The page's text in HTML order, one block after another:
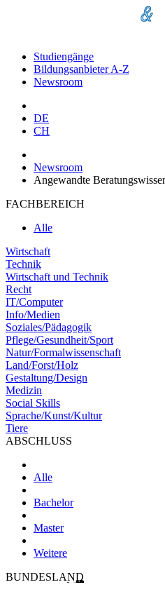
Studiengänge
Bildungsanbieter A-Z
Newsroom
DE
CH
Newsroom
Angewandte
FACHBEREICH
Alle
Wirtschaft
Technik
Wirtschaft und Technik
Recht
IT/Computer
Info/Medien
Soziales/Pädagogik
Pflege/Gesundheit/Sport
Natur/Formalwissenschaft
Land/Forst/Holz
Gestaltung/Design
Medizin
Social Skills
Sprache/Kunst/Kultur
Tiere
ABSCHLUSS
Alle
Bachelor
Master
Weitere
BUNDESLAND